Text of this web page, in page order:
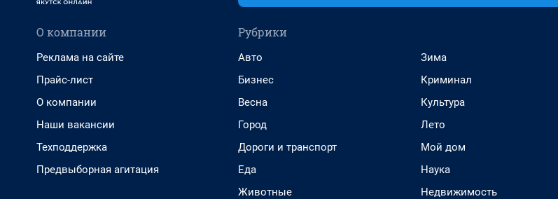
О компании
Реклама на сайте
Прайс-лист
О компании
Наши вакансии
Техподдержка
Предвыборная агитация
Рубрики
Авто
Бизнес
Весна
Город
Дороги и транспорт
Еда
Животные
Зима
Криминал
Культура
Лето
Мой дом
Наука
Недвижимость